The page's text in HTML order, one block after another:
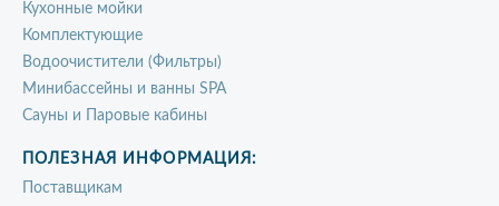
Кухонные мойки
Комплектующие
Водоочистители (Фильтры)
Минибассейны и ванны SPA
Сауны и Паровые кабины
ПОЛЕЗНАЯ ИНФОРМАЦИЯ:
Поставщикам